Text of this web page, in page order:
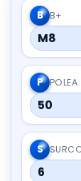
B B+
M8
P
50
S
6